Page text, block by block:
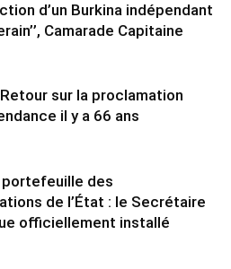
d’un Burkina indépendant
Camarade Capitaine
sur la proclamation
il y a 66 ans
portefeuille des
de l’État : le Secrétaire
officiellement installé